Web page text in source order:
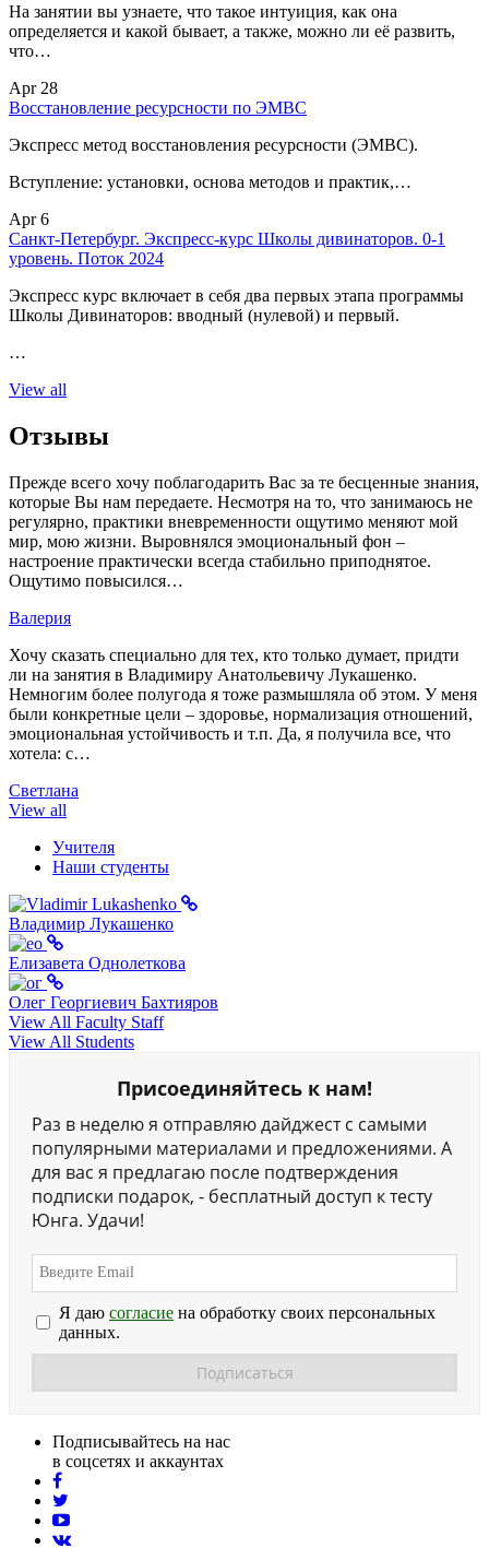
На занятии вы узнаете, что такое интуиция, как она
определяется и какой бывает, а также, можно ли её развить,
что…
Apr 28
Восстановление ресурсности по ЭМВС
Экспресс метод восстановления ресурсности (ЭМВС).
Вступление: установки, основа методов и практик,…
Apr 6
Санкт-Петербург. Экспресс-курс Школы дивинаторов. 0-1
уровень. Поток 2024
Экспресс курс включает в себя два первых этапа программы
Школы Дивинаторов: вводный (нулевой) и первый.
…
View all
Отзывы
Прежде всего хочу поблагодарить Вас за те бесценные знания,
которые Вы нам передаете. Несмотря на то, что занимаюсь не
регулярно, практики вневременности ощутимо меняют мой
мир, мою жизни. Выровнялся эмоциональный фон –
настроение практически всегда стабильно приподнятое.
Ощутимо повысился…
Валерия
Хочу сказать специально для тех, кто только думает, придти
ли на занятия в Владимиру Анатольевичу Лукашенко.
Немногим более полугода я тоже размышляла об этом. У меня
были конкретные цели – здоровье, нормализация отношений,
эмоциональная устойчивость и т.п. Да, я получила все, что
хотела: с…
Светлана
View all
Учителя
Наши студенты
Владимир Лукашенко
Елизавета Однолеткова
Олег Георгиевич Бахтияров
View All Faculty Staff
View All Students
Присоединяйтесь к нам!
Раз в неделю я отправляю дайджест с самыми
популярными материалами и предложениями. А
для вас я предлагаю после подтверждения
подписки подарок, - бесплатный доступ к тесту
Юнга. Удачи!
Я даю согласие на обработку своих персональных
данных.
Подписывайтесь на нас
в соцсетях и аккаунтах
facebook
youtube
vk